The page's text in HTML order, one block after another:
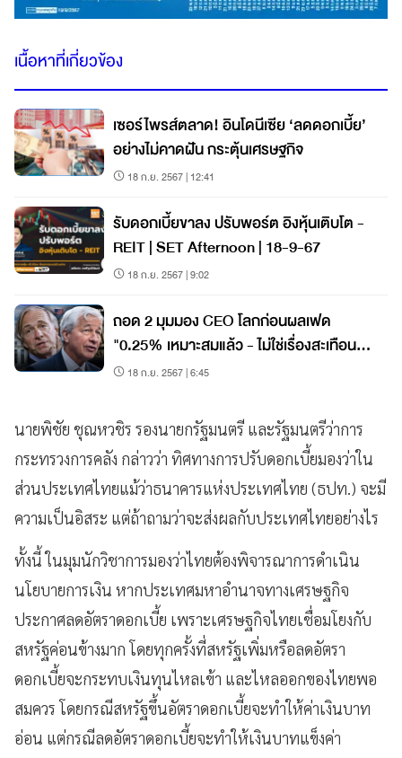
เนื้อหาที่เกี่ยวข้อง
เซอร์ไพรส์ตลาด! อินโดนีเซีย ‘ลดดอกเบี้ย’
อย่างไม่คาดฝัน กระตุ้นเศรษฐกิจ
18 ก.ย. 2567 | 12:41
รับดอกเบี้ยขาลง ปรับพอร์ต อิงหุ้นเติบโต -
REIT | SET Afternoon | 18-9-67
18 ก.ย. 2567 | 9:02
ถอด 2 มุมมอง CEO โลกก่อนผลเฟด
"0.25% เหมาะสมแล้ว - ไม่ใช่เรื่องสะเทือน
โลก"18 ก.ย. 2567 | 6:45
นายพิชัย ชุณหวชิร รองนายกรัฐมนตรี และรัฐมนตรีว่าการ
กระทรวงการคลัง กล่าวว่า ทิศทางการปรับดอกเบี้ยมองว่าใน
ส่วนประเทศไทยแม้ว่าธนาคารแห่งประเทศไทย (ธปท.) จะมี
ความเป็นอิสระ แต่ถ้าถามว่าจะส่งผลกับประเทศไทยอย่างไร
ทั้งนี้ ในมุมนักวิชาการมองว่าไทยต้องพิจารณาการดำเนิน
นโยบายการเงิน หากประเทศมหาอำนาจทางเศรษฐกิจ
ประกาศลดอัตราดอกเบี้ย เพราะเศรษฐกิจไทยเชื่อมโยงกับ
สหรัฐค่อนข้างมาก โดยทุกครั้งที่สหรัฐเพิ่มหรือลดอัตรา
ดอกเบี้ยจะกระทบเงินทุนไหลเข้า และไหลออกของไทยพอ
สมควร โดยกรณีสหรัฐขึ้นอัตราดอกเบี้ยจะทำให้ค่าเงินบาท
อ่อน แต่กรณีลดอัตราดอกเบี้ยจะทำให้เงินบาทแข็งค่า